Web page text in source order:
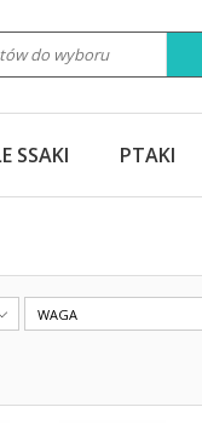
SSAKI PTAKI
WAGA